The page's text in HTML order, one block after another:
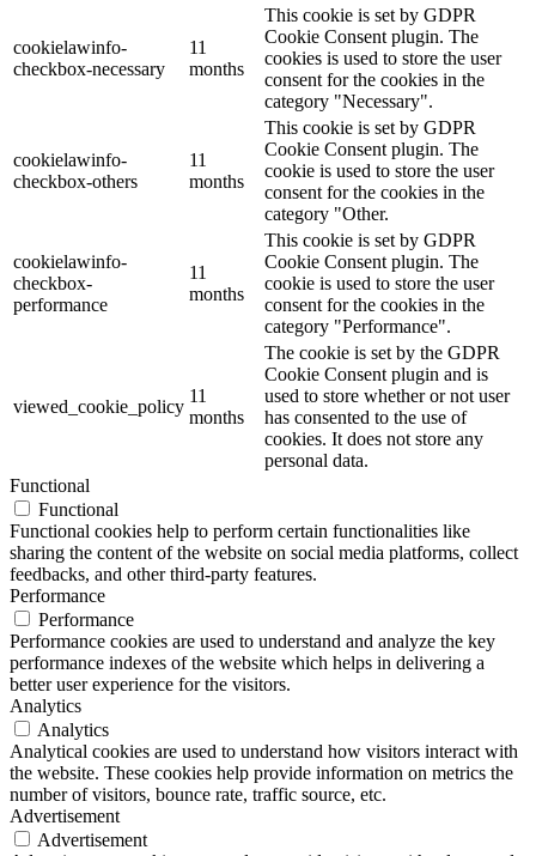
cookielawinfo-
checkbox-necessary
11
months
This cookie is set by GDPR
Cookie Consent plugin. The
cookies is used to store the user
consent for the cookies in the
category "Necessary".
cookielawinfo-
checkbox-others
11
months
This cookie is set by GDPR
Cookie Consent plugin. The
cookie is used to store the user
consent for the cookies in the
category "Other.
cookielawinfo-
checkbox-
performance
11
months
This cookie is set by GDPR
Cookie Consent plugin. The
cookie is used to store the user
consent for the cookies in the
category "Performance".
viewed_cookie_policy
11
months
The cookie is set by the GDPR
Cookie Consent plugin and is
used to store whether or not user
has consented to the use of
cookies. It does not store any
personal data.
Functional
Functional
Functional cookies help to perform certain functionalities like
sharing the content of the website on social media platforms, collect
feedbacks, and other third-party features.
Performance
Performance
Performance cookies are used to understand and analyze the key
performance indexes of the website which helps in delivering a
better user experience for the visitors.
Analytics
Analytics
Analytical cookies are used to understand how visitors interact with
the website. These cookies help provide information on metrics the
number of visitors, bounce rate, traffic source, etc.
Advertisement
Advertisement